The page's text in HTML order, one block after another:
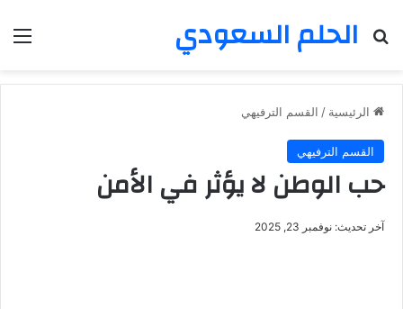
الحلم السعودي
بحث عن
الرئيسية / القسم الترفيهي
القسم الترفيهي
حب الوطن لا يؤثر في الأمن
آخر تحديث: نوفمبر 23, 2025